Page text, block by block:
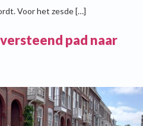
Voor het zesde […]
pad naar